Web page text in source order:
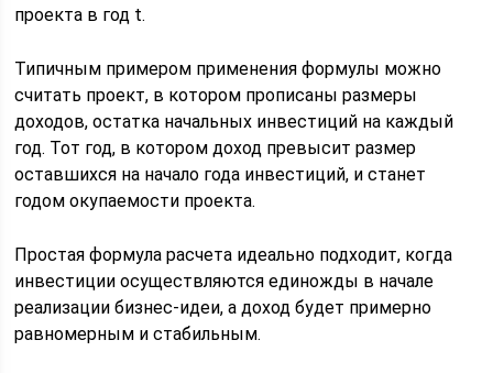
проекта в год t.
Типичным примером применения формулы можно
считать проект, в котором прописаны размеры
доходов, остатка начальных инвестиций на каждый
год. Тот год, в котором доход превысит размер
оставшихся на начало года инвестиций, и станет
годом окупаемости проекта.
Простая формула расчета идеально подходит, когда
инвестиции осуществляются единожды в начале
реализации бизнес-идеи, а доход будет примерно
равномерным и стабильным.